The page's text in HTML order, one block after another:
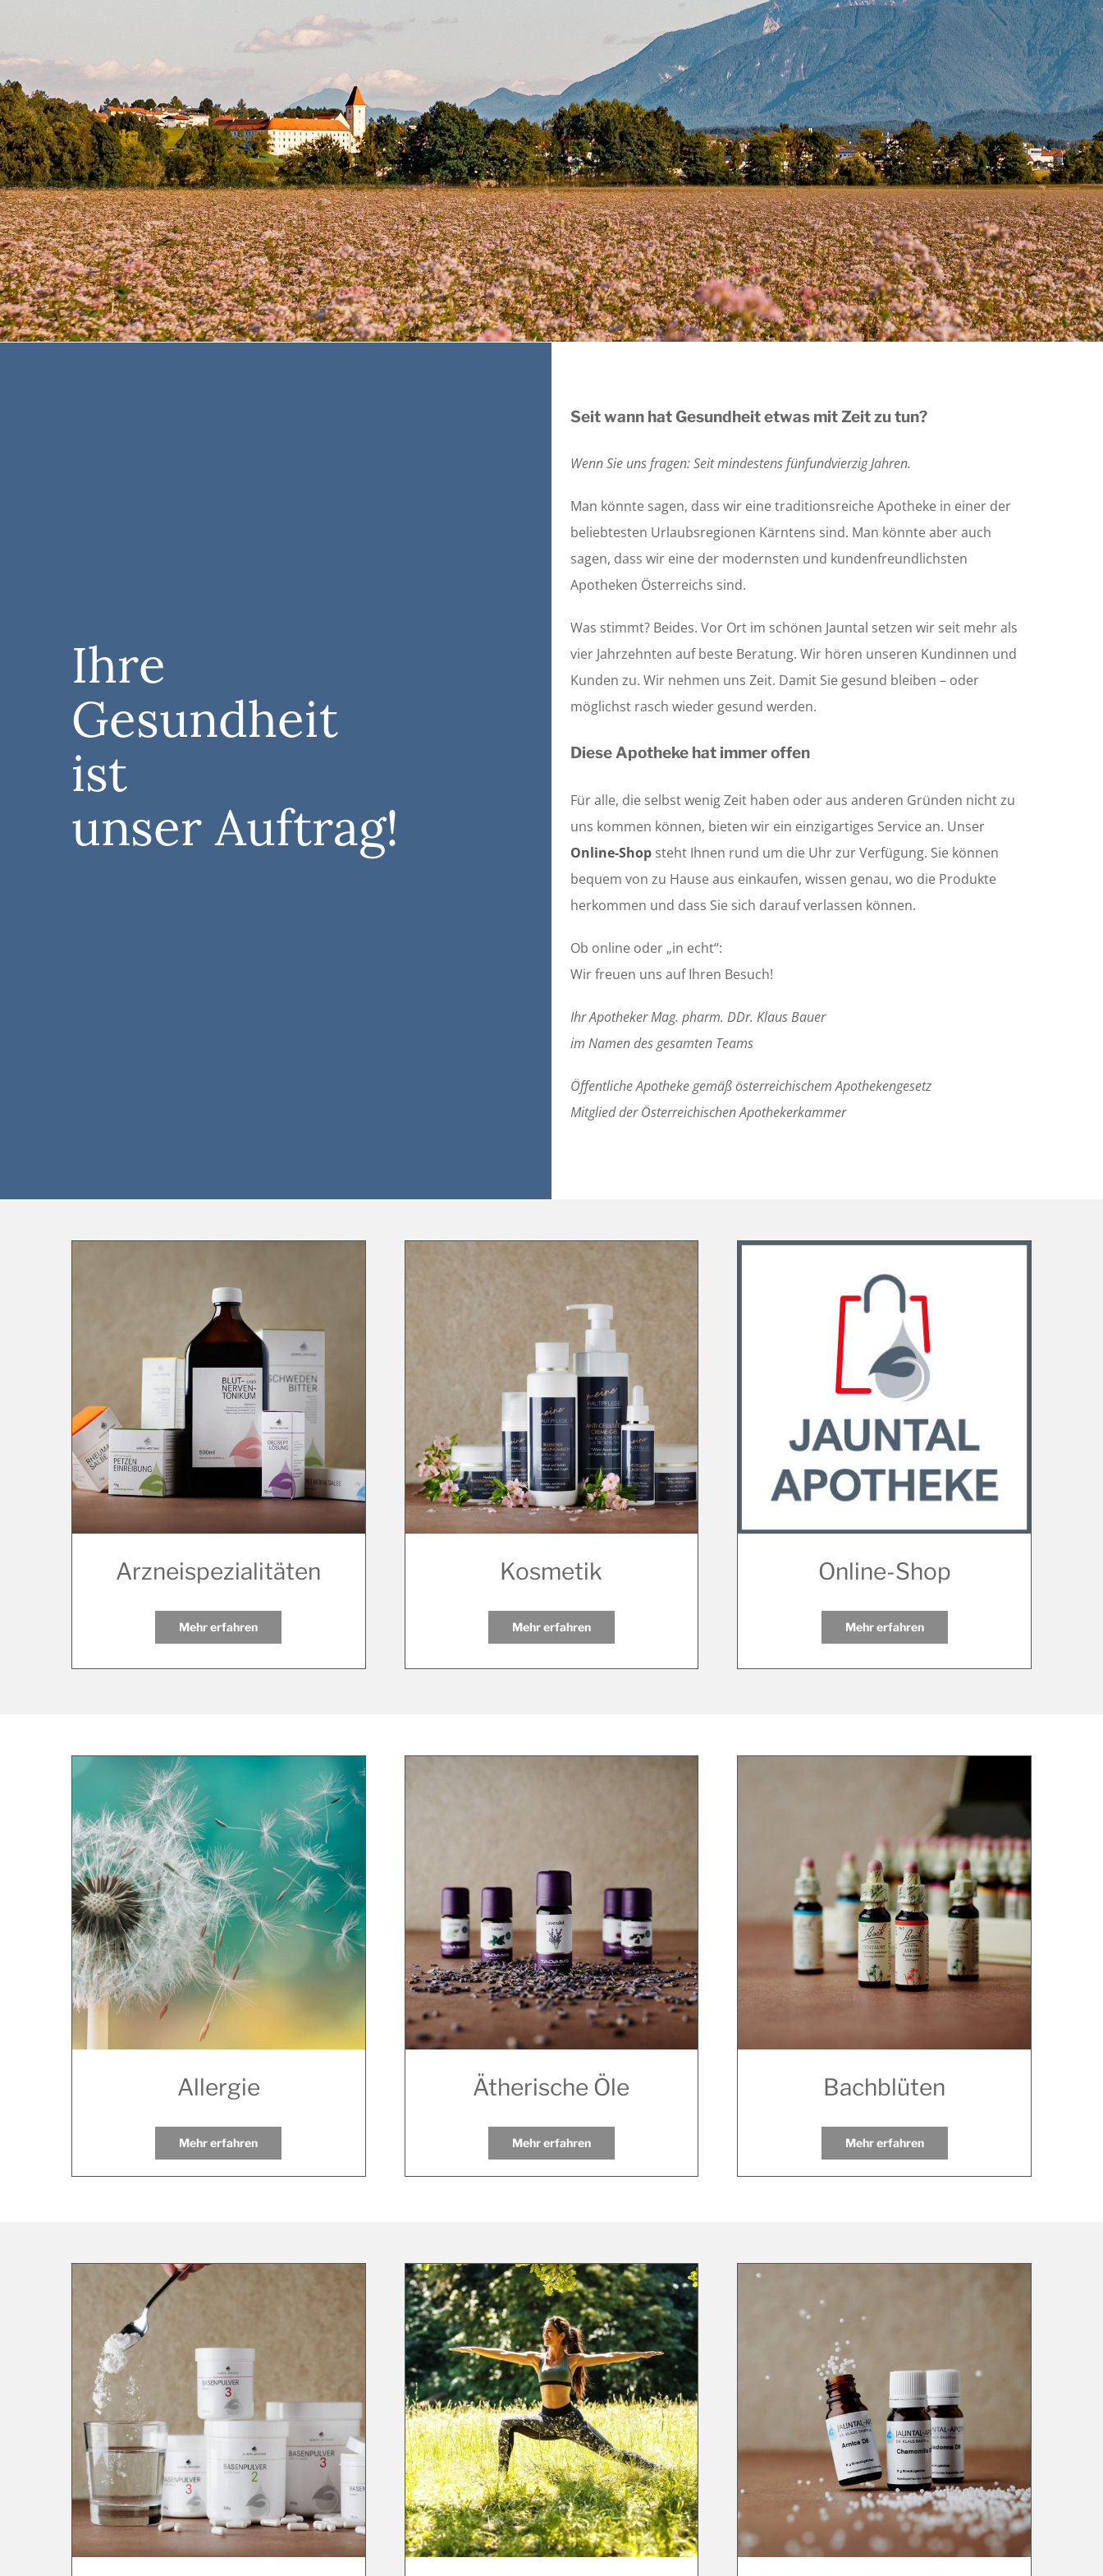
Ihre
Gesundheit
ist
unser Auftrag!
Seit wann hat Gesundheit etwas mit Zeit zu tun?
Wenn Sie uns fragen: Seit mindestens fünfundvierzig Jahren.
Man könnte sagen, dass wir eine traditionsreiche Apotheke in einer der
beliebtesten Urlaubsregionen Kärntens sind. Man könnte aber auch
sagen, dass wir eine der modernsten und kundenfreundlichsten
Apotheken Österreichs sind.
Was stimmt? Beides. Vor Ort im schönen Jauntal setzen wir seit mehr als
vier Jahrzehnten auf beste Beratung. Wir hören unseren Kundinnen und
Kunden zu. Wir nehmen uns Zeit. Damit Sie gesund bleiben – oder
möglichst rasch wieder gesund werden.
Diese Apotheke hat immer offen
Für alle, die selbst wenig Zeit haben oder aus anderen Gründen nicht zu
uns kommen können, bieten wir ein einzigartiges Service an. Unser
Online-Shop steht Ihnen rund um die Uhr zur Verfügung. Sie können
bequem von zu Hause aus einkaufen, wissen genau, wo die Produkte
herkommen und dass Sie sich darauf verlassen können.
Ob online oder „in echt“:
Wir freuen uns auf Ihren Besuch!
Ihr Apotheker Mag. pharm. DDr. Klaus Bauer
im Namen des gesamten Teams
Öffentliche Apotheke gemäß österreichischem Apothekengesetz
Mitglied der Österreichischen Apothekerkammer
Arzneispezialitäten
Mehr erfahren
Kosmetik
Mehr erfahren
Online-Shop
Mehr erfahren
Allergie
Mehr erfahren
Ätherische Öle
Mehr erfahren
Bachblüten
Mehr erfahren